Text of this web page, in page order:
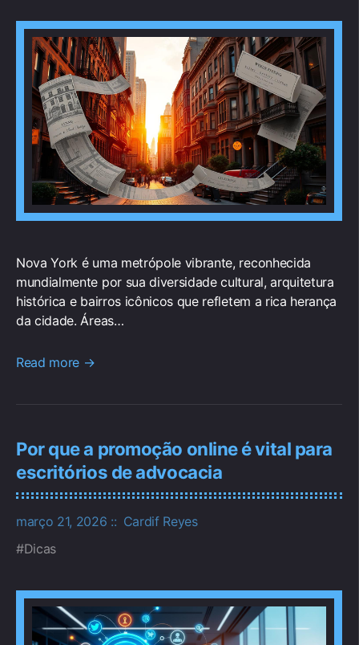
Nova York é uma metrópole vibrante, reconhecida
mundialmente por sua diversidade cultural, arquitetura
histórica e bairros icônicos que refletem a rica herança
da cidade. Áreas…
Read more →
Por que a promoção online é vital para
escritórios de advocacia
março 21, 2026
Cardif Reyes
Dicas